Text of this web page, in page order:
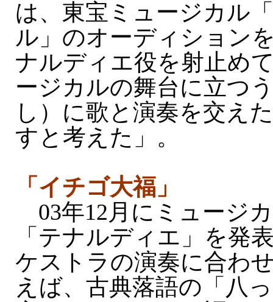
は、東宝ミュージカル
ル」のオーディション
ナルディエ役を射止め
ージカルの舞台に立つ
し）に歌と演奏を交え
すと考えた」。
「イチゴ大福」
03年12月にミュージ
「テナルディエ」を発
ケストラの演奏に合わ
えば、古典落語の「八